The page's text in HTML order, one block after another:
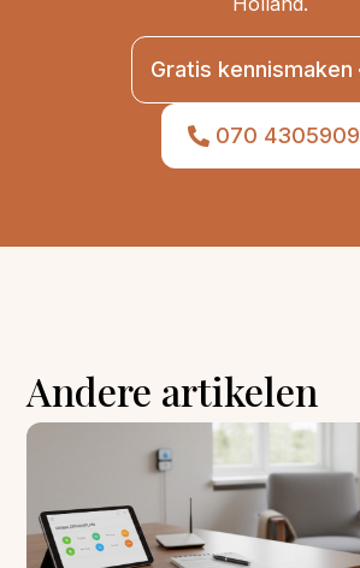
Gratis kennismaken
070 4305909
Andere artikelen